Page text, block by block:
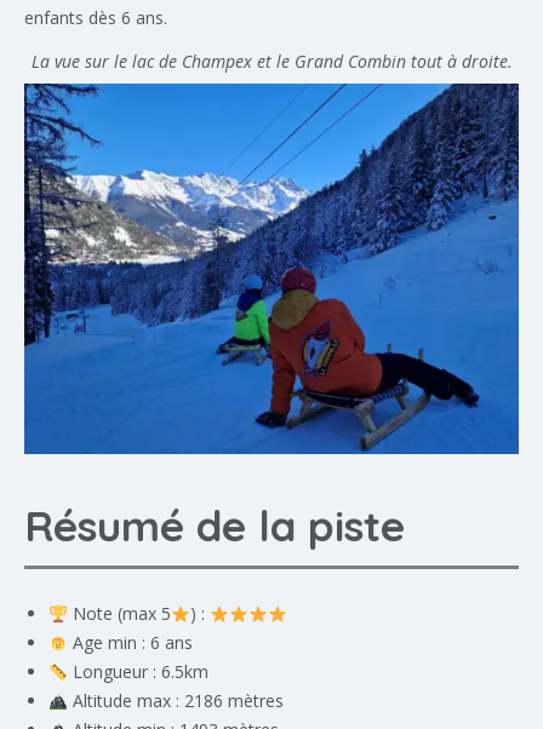
enfants dès 6 ans.
La vue sur le lac de Champex et le Grand Combin tout à droite.
Résumé de la piste
Note (max 5
) :
Age min : 6 ans
Longueur : 6.5km
Altitude max : 2186 mètres